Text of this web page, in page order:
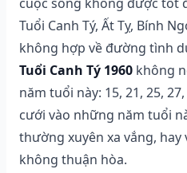
Tuổi Canh Tý, Ất Tỵ, Bính
không hợp về đường tình
Tuổi Canh Tý 1960 không
năm tuổi này: 15, 21, 25,
cưới vào những năm tuổi
thường xuyên xa vắng,
không thuận hòa.